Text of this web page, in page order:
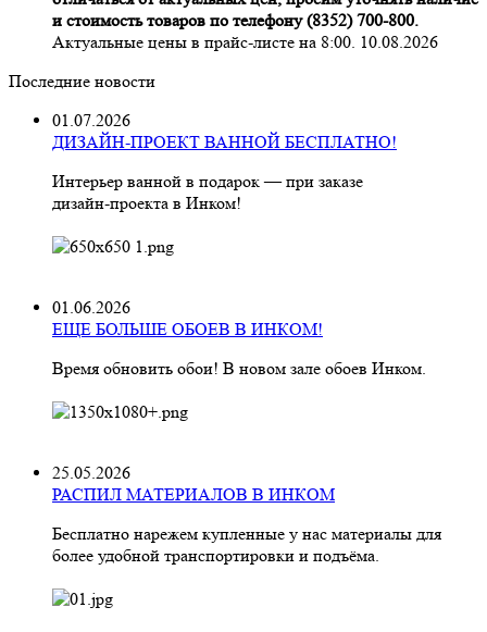
и стоимость товаров по телефону (8352) 700-800.
Актуальные цены в прайс-листе на 8:00. 10.08.2026
Последние новости
01.07.2026
ДИЗАЙН-ПРОЕКТ ВАННОЙ БЕСПЛАТНО!
Интерьер ванной в подарок — при заказе
дизайн‑проекта в Инком!
01.06.2026
ЕЩЕ БОЛЬШЕ ОБОЕВ В ИНКОМ!
Время обновить обои! В новом зале обоев Инком.
25.05.2026
РАСПИЛ МАТЕРИАЛОВ В ИНКОМ
Бесплатно нарежем купленные у нас материалы для
более удобной транспортировки и подъёма.